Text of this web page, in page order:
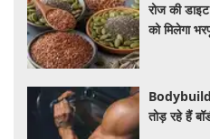
रोज की
को मिलेगा
तोड़ रहे हैं